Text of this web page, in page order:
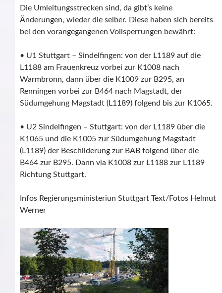
Die Umleitungsstrecken sind, da gibt’s keine
Änderungen, wieder die selber. Diese haben sich bereits
bei den vorangegangenen Vollsperrungen bewährt:
• U1 Stuttgart – Sindelfingen: von der L1189 auf die
L1188 am Frauenkreuz vorbei zur K1008 nach
Warmbronn, dann über die K1009 zur B295, an
Renningen vorbei zur B464 nach Magstadt, der
Südumgehung Magstadt (L1189) folgend bis zur K1065.
• U2 Sindelfingen – Stuttgart: von der L1189 über die
K1065 und die K1005 zur Südumgehung Magstadt
(L1189) der Beschilderung zur BAB folgend über die
B464 zur B295. Dann via K1008 zur L1188 zur L1189
Richtung Stuttgart.
Infos Regierungsministeriun Stuttgart Text/Fotos Helmut
Werner